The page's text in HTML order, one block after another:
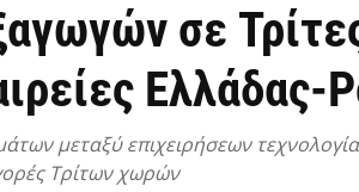
σε
Ελλάδας-
μεταξύ επιχειρήσεων
Τρίτων χωρών